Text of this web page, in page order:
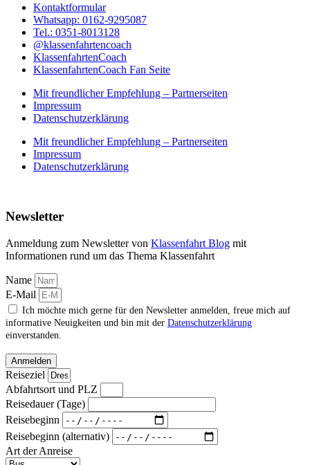
Kontaktformular
Whatsapp: 0162-9295087
Tel.: 0351-8013128
@klassenfahrtencoach
KlassenfahrtenCoach
KlassenfahrtenCoach Fan Seite
Mit freundlicher Empfehlung – Partnerseiten
Impressum
Datenschutzerklärung
Mit freundlicher Empfehlung – Partnerseiten
Impressum
Datenschutzerklärung
Newsletter
Anmeldung zum Newsletter von Klassenfahrt Blog mit
Informationen rund um das Thema Klassenfahrt
Name
E-Mail
Ich möchte mich gerne für den Newsletter anmelden, freue mich auf
informative Neuigkeiten und bin mit der Datenschutzerklärung
einverstanden.
Anmelden
Reiseziel
Abfahrtsort und PLZ
Reisedauer (Tage)
Reisebeginn
Reisebeginn (alternativ)
Art der Anreise